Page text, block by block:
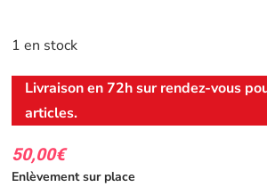
1 en stock
Livraison en 72h sur rendez-vous
articles.
50,00€
Enlèvement sur place